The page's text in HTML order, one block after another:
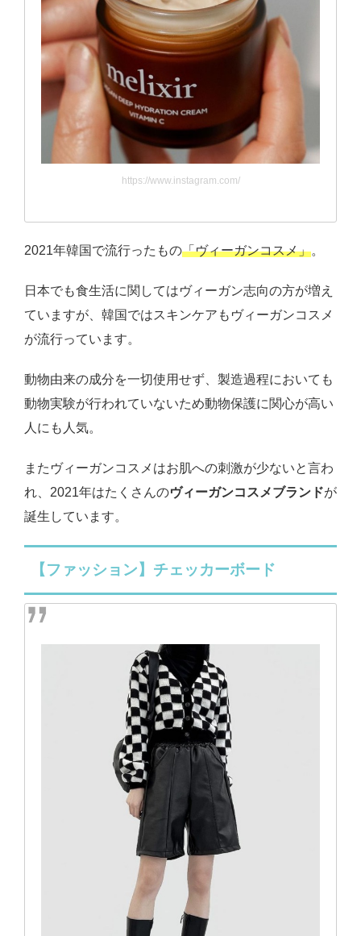
https://www.instagram.com/
2021年韓国で流行ったもの「ヴィーガンコスメ」。
日本でも食生活に関してはヴィーガン志向の方が増え
ていますが、韓国ではスキンケアもヴィーガンコスメ
が流行っています。
動物由来の成分を一切使用せず、製造過程においても
動物実験が行われていないため動物保護に関心が高い
人にも人気。
またヴィーガンコスメはお肌への刺激が少ないと言わ
れ、2021年はたくさんのヴィーガンコスメブランドが
誕生しています。
【ファッション】チェッカーボード